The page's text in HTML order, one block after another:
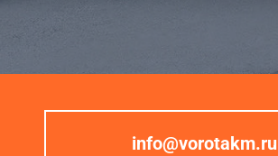
info@vorotakm.ru